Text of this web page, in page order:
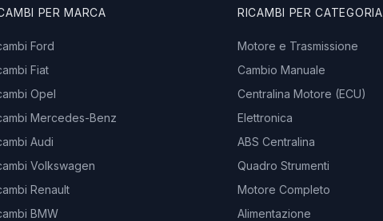
PER MARCA
Ford
Fiat
Opel
Mercedes-Benz
Audi
Volkswagen
Renault
BMW
RICAMBI PER CATEGORIA
Motore e Trasmissione
Cambio Manuale
Centralina Motore (ECU)
Elettronica
ABS Centralina
Quadro Strumenti
Motore Completo
Alimentazione